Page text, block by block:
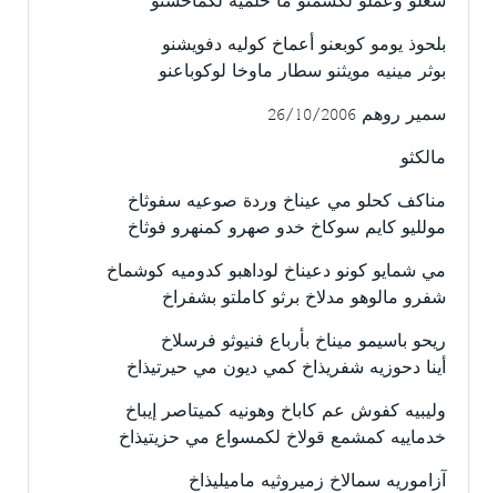
بلحوذ يومو كوبعنو أعماخ كوليه دفويشنو
بوثر مينيه مويثنو سطار ماوخا لوكوباعنو
سمير روهم 26/10/2006
مالكثو
مناكف كحلو مي عيناخ وردة صوعيه سفوثاخ
مولليو كايم سوكاخ خدو صهرو كمنهرو فوثاخ
مي شمايو كونو دعيناخ لوداهبو كدوميه كوشماخ
شفرو مالوهو مدلاخ برثو كاملتو بشفراخ
ريحو باسيمو ميناخ بأرباع فنيوثو فرسلاخ
أينا دحوزيه شفريذاخ كمي ديون مي حيرتيذاخ
وليبيه كفوش عم كاباخ وهونيه كميتاصر إيباخ
خدماييه كمشمع قولاخ لكمسواع مي حزيتيذاخ
آزاموريه سمالاخ زميروثيه ماميليذاخ